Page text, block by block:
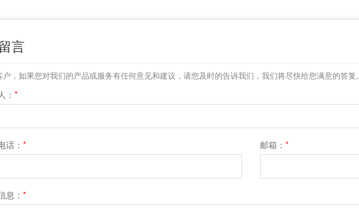
言
户，如果您对我们的产品或服务有任何意见和建议，请您及时的告诉我们，我们将尽快给您满意的答复。
： *
话： * 邮箱： *
息： *